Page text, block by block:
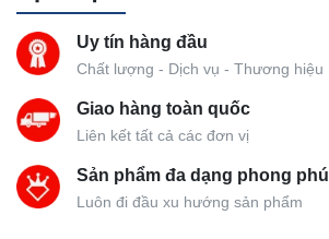
Uy tín hàng đầu
Chất lượng - Dịch vụ - Thương hiệu
Giao hàng toàn quốc
Liên kết tất cả các đơn vị
Sản phẩm đa dạng phong phú
Luôn đi đầu xu hướng sản phẩm